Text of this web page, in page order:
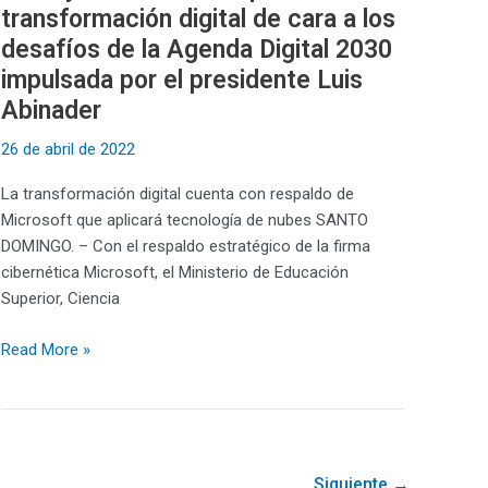
transformación digital de cara a los
desafíos de la Agenda Digital 2030
impulsada por el presidente Luis
Abinader
26 de abril de 2022
La transformación digital cuenta con respaldo de
Microsoft que aplicará tecnología de nubes SANTO
DOMINGO. – Con el respaldo estratégico de la firma
cibernética Microsoft, el Ministerio de Educación
Superior, Ciencia
Digital
2030
impulsada
por
el
presidente
Abinader
Read More »